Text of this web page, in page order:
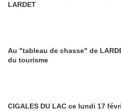
LARDET
Au "tableau de chasse" de
du tourisme
CIGALES DU LAC ce lundi 17